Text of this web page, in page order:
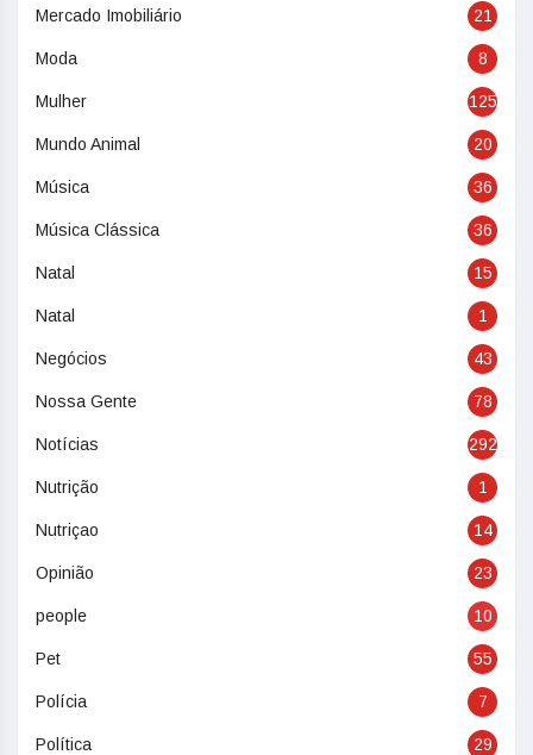
Mercado Imobiliário 21
Moda 8
Mulher 125
Mundo Animal 20
Música 36
Música Clássica 36
Natal 15
Natal 1
Negócios 43
Nossa Gente 78
Notícias 292
Nutrição 1
Nutriçao 14
Opinião 23
people 10
Pet 55
Polícia 7
Política 29